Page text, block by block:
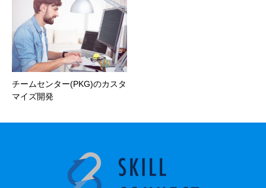
チームセンター(PKG)のカスタ
マイズ開発